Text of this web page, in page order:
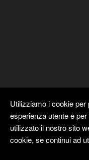
Utilizziamo i cookie
esperienza utente e
utilizzato il nostro sito
cookie, se continui ad